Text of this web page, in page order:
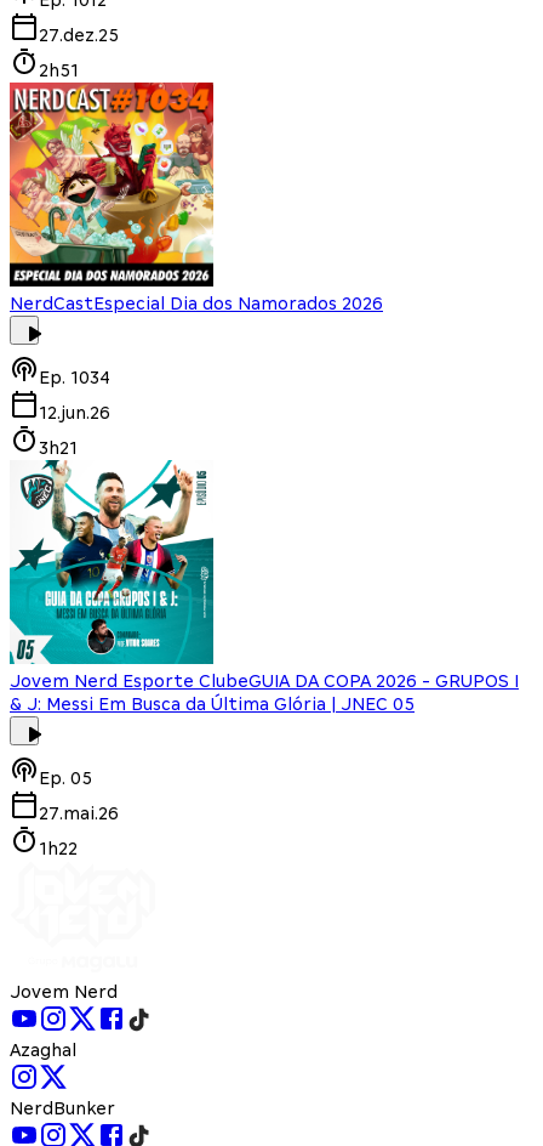
27.dez.25
2h51
NerdCastEspecial Dia dos Namorados 2026
Ep. 1034
12.jun.26
3h21
Jovem Nerd Esporte ClubeGUIA DA COPA 2026 - GRUPOS I
& J: Messi Em Busca da Última Glória | JNEC 05
Ep. 05
27.mai.26
1h22
Jovem Nerd
Azaghal
NerdBunker